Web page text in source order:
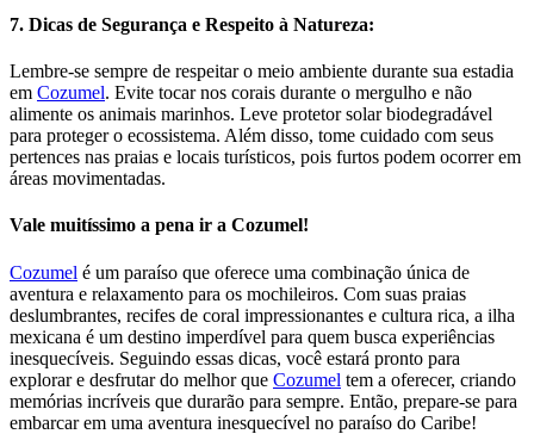
7. Dicas de Segurança e Respeito à Natureza:
Lembre-se sempre de respeitar o meio ambiente durante sua estadia
em Cozumel. Evite tocar nos corais durante o mergulho e não
alimente os animais marinhos. Leve protetor solar biodegradável
para proteger o ecossistema. Além disso, tome cuidado com seus
pertences nas praias e locais turísticos, pois furtos podem ocorrer em
áreas movimentadas.
Vale muitíssimo a pena ir a Cozumel!
Cozumel é um paraíso que oferece uma combinação única de
aventura e relaxamento para os mochileiros. Com suas praias
deslumbrantes, recifes de coral impressionantes e cultura rica, a ilha
mexicana é um destino imperdível para quem busca experiências
inesquecíveis. Seguindo essas dicas, você estará pronto para
explorar e desfrutar do melhor que Cozumel tem a oferecer, criando
memórias incríveis que durarão para sempre. Então, prepare-se para
embarcar em uma aventura inesquecível no paraíso do Caribe!